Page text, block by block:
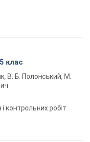
клас
В. Б. Полонський, М.
контрольних робіт